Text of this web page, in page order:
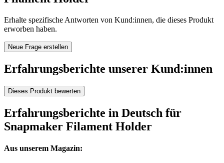
Erhalte spezifische Antworten von Kund:innen, die dieses Produkt
erworben haben.
Neue Frage erstellen
Erfahrungsberichte unserer Kund:innen
Dieses Produkt bewerten
Erfahrungsberichte in Deutsch für
Snapmaker Filament Holder
Aus unserem Magazin: